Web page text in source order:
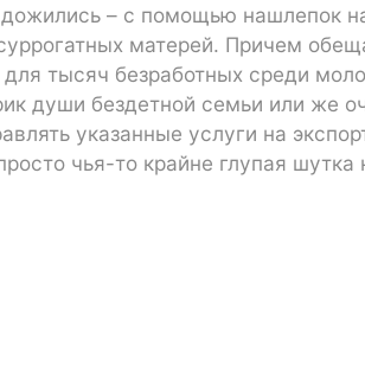
– с помощью нашлепок
матерей. Причем
тысяч безработных среди
души бездетной семьи или же
указанные услуги на
чья-то крайне глупая шутка